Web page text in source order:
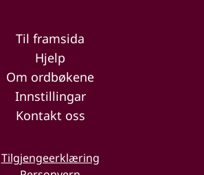
Til framsida
Hjelp
Om ordbøkene
Innstillingar
Kontakt oss
Tilgjengeerklæring